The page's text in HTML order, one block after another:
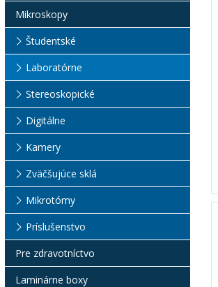
Mikroskopy
Študentské
Laboratórne
Stereoskopické
Digitálne
Kamery
Zväčšujúce sklá
Mikrotómy
Príslušenstvo
Pre zdravotníctvo
Laminárne boxy